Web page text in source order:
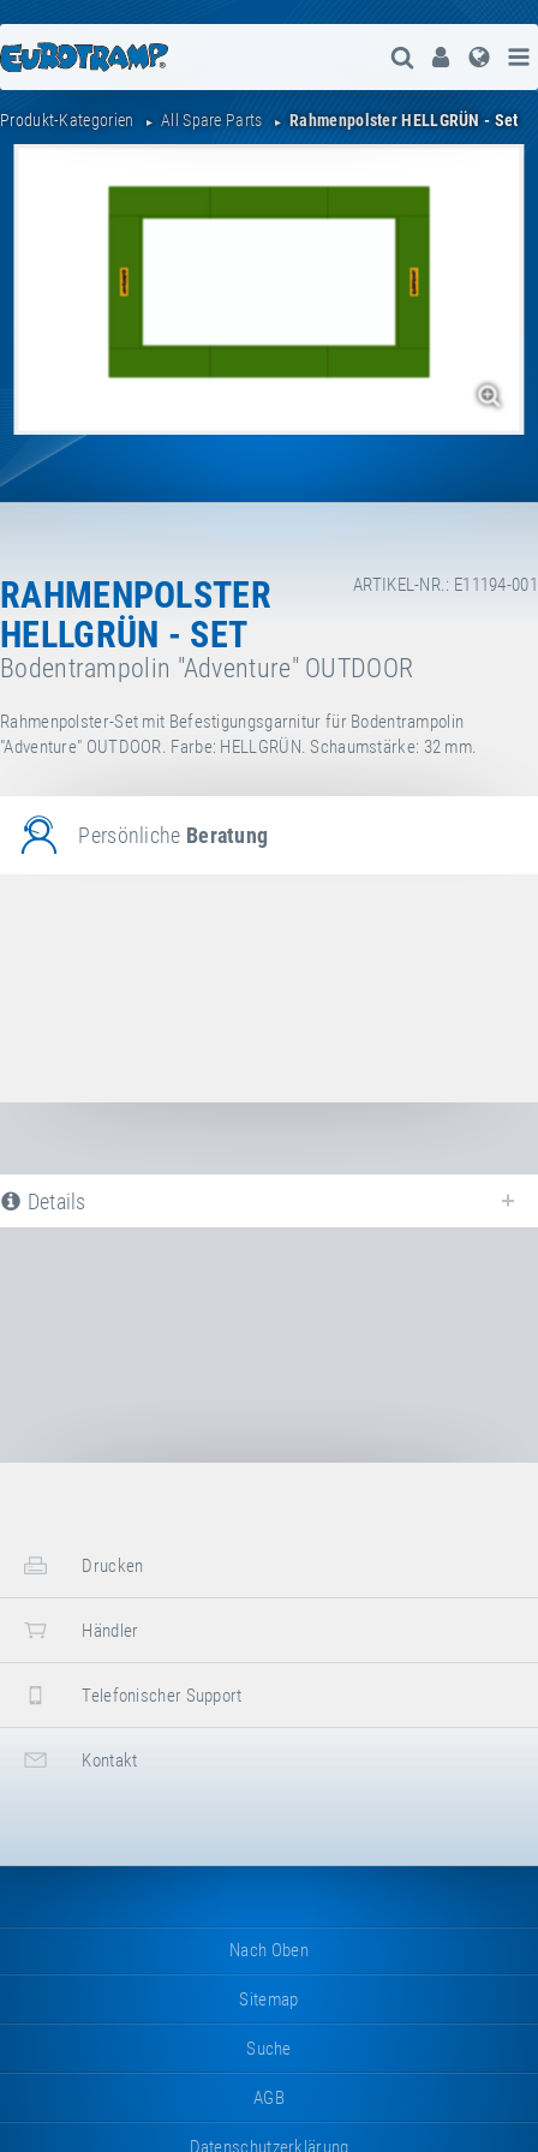
Suche
User
Produkt-Kategorien All Spare Parts Rahmenpolster HELLGRÜN - Set
ARTIKEL-NR.: E11194-001
RAHMENPOLSTER
HELLGRÜN - SET
Bodentrampolin "Adventure" OUTDOOR
Rahmenpolster-Set mit Befestigungsgarnitur für Bodentrampolin
"Adventure" OUTDOOR. Farbe: HELLGRÜN. Schaumstärke: 32 mm.
Persönliche Beratung
Details
Drucken
Händler
Telefonischer Support
Kontakt
Nach Oben
Sitemap
Suche
AGB
Datenschutzerklärung